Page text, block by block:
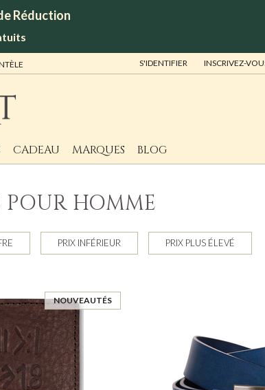
Réduction
S'IDENTIFIER INSCRIVEZ-
CADEAU MARQUES BLOG
POUR HOMME
PRIX INFÉRIEUR PRIX PLUS ÉLEVÉ
NOUVEAUTÉS